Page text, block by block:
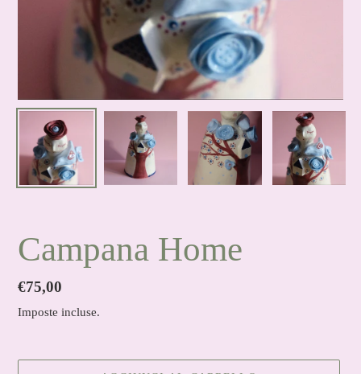
Campana Home
Prezzo
di
€75,00
Imposte incluse.